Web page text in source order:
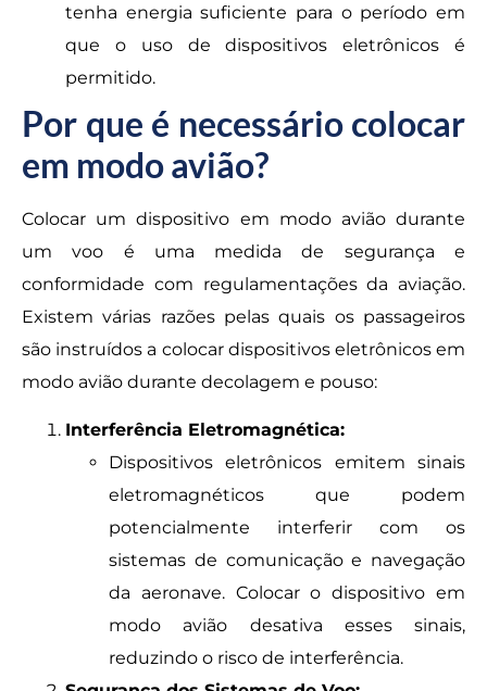
tenha energia suficiente para o período em
que o uso de dispositivos eletrônicos é
permitido.
Por que é necessário colocar
em modo avião?
Colocar um dispositivo em modo avião durante
um voo é uma medida de segurança e
conformidade com regulamentações da aviação.
Existem várias razões pelas quais os passageiros
são instruídos a colocar dispositivos eletrônicos em
modo avião durante decolagem e pouso:
Interferência Eletromagnética:
Dispositivos eletrônicos emitem sinais
eletromagnéticos que podem
potencialmente interferir com os
sistemas de comunicação e navegação
da aeronave. Colocar o dispositivo em
modo avião desativa esses sinais,
reduzindo o risco de interferência.